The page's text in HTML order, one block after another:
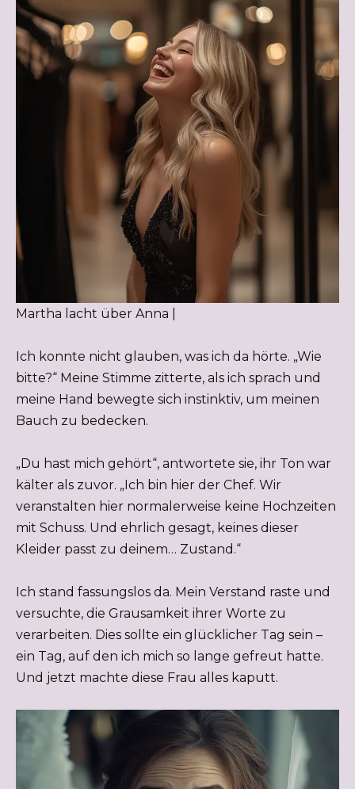
Martha lacht über Anna |
Ich konnte nicht glauben, was ich da hörte. „Wie
bitte?“ Meine Stimme zitterte, als ich sprach und
meine Hand bewegte sich instinktiv, um meinen
Bauch zu bedecken.
„Du hast mich gehört“, antwortete sie, ihr Ton war
kälter als zuvor. „Ich bin hier der Chef. Wir
veranstalten hier normalerweise keine Hochzeiten
mit Schuss. Und ehrlich gesagt, keines dieser
Kleider passt zu deinem… Zustand.“
Ich stand fassungslos da. Mein Verstand raste und
versuchte, die Grausamkeit ihrer Worte zu
verarbeiten. Dies sollte ein glücklicher Tag sein –
ein Tag, auf den ich mich so lange gefreut hatte.
Und jetzt machte diese Frau alles kaputt.